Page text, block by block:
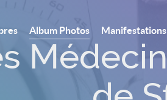
Album Photos Manifestations